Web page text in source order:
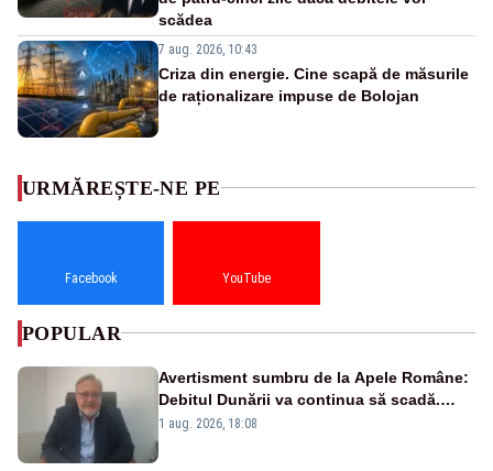
scădea
7 aug. 2026, 10:43
Criza din energie. Cine scapă de măsurile
de raționalizare impuse de Bolojan
URMĂREȘTE-NE PE
Facebook YouTube
POPULAR
Avertisment sumbru de la Apele Române:
Debitul Dunării va continua să scadă.
Cernavodă s-ar putea închide în 4 zile
1 aug. 2026, 18:08